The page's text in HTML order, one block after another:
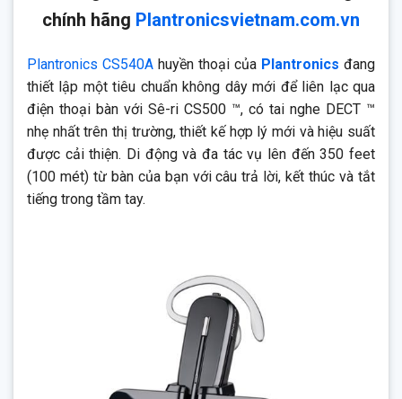
chính hãng Plantronicsvietnam.com.vn
Plantronics CS540A huyền thoại của Plantronics đang
thiết lập một tiêu chuẩn không dây mới để liên lạc qua
điện thoại bàn với Sê-ri CS500 ™, có tai nghe DECT ™
nhẹ nhất trên thị trường, thiết kế hợp lý mới và hiệu suất
được cải thiện. Di động và đa tác vụ lên đến 350 feet
(100 mét) từ bàn của bạn với câu trả lời, kết thúc và tắt
tiếng trong tầm tay.